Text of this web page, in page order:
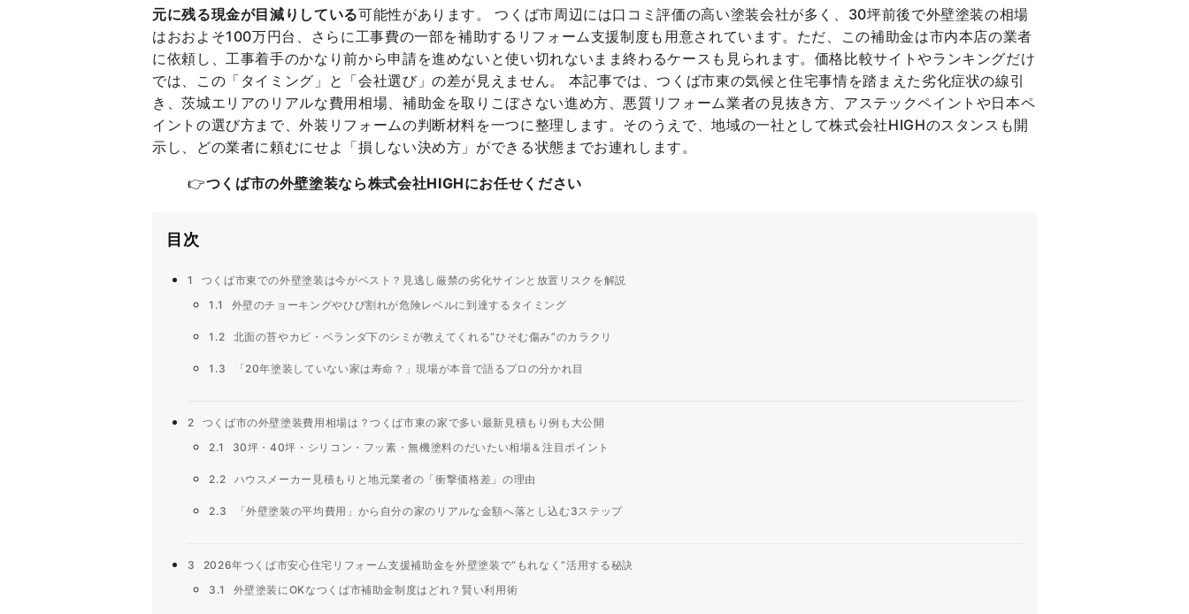
元に残る現金が目減りしている可能性があります。 つくば市周辺には口コミ評価の高い塗装会社が多く、30坪前後で外壁塗装の相場
はおおよそ100万円台、さらに工事費の一部を補助するリフォーム支援制度も用意されています。ただ、この補助金は市内本店の業者
に依頼し、工事着手のかなり前から申請を進めないと使い切れないまま終わるケースも見られます。価格比較サイトやランキングだけ
では、この「タイミング」と「会社選び」の差が見えません。 本記事では、つくば市東の気候と住宅事情を踏まえた劣化症状の線引
き、茨城エリアのリアルな費用相場、補助金を取りこぼさない進め方、悪質リフォーム業者の見抜き方、アステックペイントや日本ペ
イントの選び方まで、外装リフォームの判断材料を一つに整理します。そのうえで、地域の一社として株式会社HIGHのスタンスも開
示し、どの業者に頼むにせよ「損しない決め方」ができる状態までお連れします。
👉つくば市の外壁塗装なら株式会社HIGHにお任せください
目次
1
つくば市東での外壁塗装は今がベスト？見逃し厳禁の劣化サインと放置リスクを解説
1.1
外壁のチョーキングやひび割れが危険レベルに到達するタイミング
1.2 北面の苔やカビ・ベランダ下のシミが教えてくれる“ひそむ傷み”のカラクリ
1.3 「20年塗装していない家は寿命？」現場が本音で語るプロの分かれ目
2
つくば市の外壁塗装費用相場は？つくば市東の家で多い最新見積もり例も大公開
2.1
30坪・40坪・シリコン・フッ素・無機塗料のだいたい相場＆注目ポイント
2.2 ハウスメーカー見積もりと地元業者の「衝撃価格差」の理由
2.3 「外壁塗装の平均費用」から自分の家のリアルな金額へ落とし込む3ステップ
3
2026年つくば市安心住宅リフォーム支援補助金を外壁塗装で“もれなく”活用する秘訣
3.1
外壁塗装にOKなつくば市補助金制度はどれ？賢い利用術